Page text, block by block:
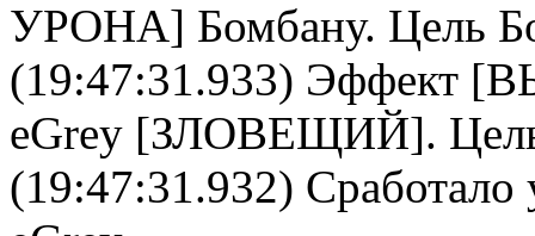
УРОНА] Бомбану. Цель
(19:47:31.933)
eGrey [ЗЛОВЕЩИЙ].
(19:47:31.932) Сработало